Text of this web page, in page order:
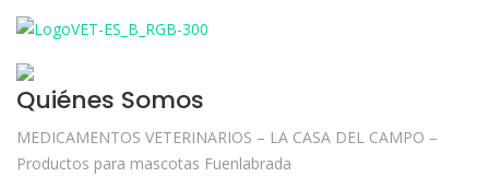
Quiénes Somos
MEDICAMENTOS VETERINARIOS – LA CASA DEL CAMPO –
Productos para mascotas Fuenlabrada